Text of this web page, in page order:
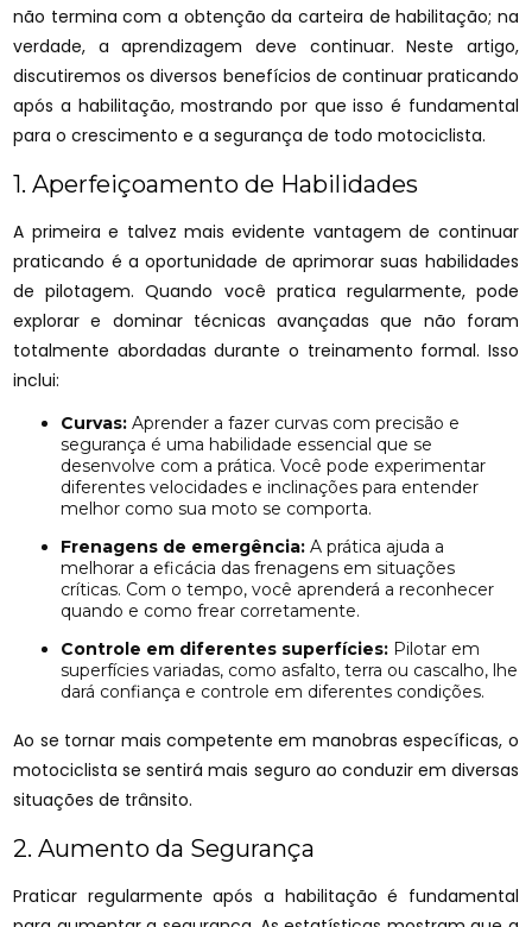
não termina com a obtenção da carteira de habilitação; na
verdade, a aprendizagem deve continuar. Neste artigo,
discutiremos os diversos benefícios de continuar praticando
após a habilitação, mostrando por que isso é fundamental
para o crescimento e a segurança de todo motociclista.
1. Aperfeiçoamento de Habilidades
A primeira e talvez mais evidente vantagem de continuar
praticando é a oportunidade de aprimorar suas habilidades
de pilotagem. Quando você pratica regularmente, pode
explorar e dominar técnicas avançadas que não foram
totalmente abordadas durante o treinamento formal. Isso
inclui:
Curvas: Aprender a fazer curvas com precisão e
segurança é uma habilidade essencial que se
desenvolve com a prática. Você pode experimentar
diferentes velocidades e inclinações para entender
melhor como sua moto se comporta.
Frenagens de emergência: A prática ajuda a
melhorar a eficácia das frenagens em situações
críticas. Com o tempo, você aprenderá a reconhecer
quando e como frear corretamente.
Controle em diferentes superfícies: Pilotar em
superfícies variadas, como asfalto, terra ou cascalho, lhe
dará confiança e controle em diferentes condições.
Ao se tornar mais competente em manobras específicas, o
motociclista se sentirá mais seguro ao conduzir em diversas
situações de trânsito.
2. Aumento da Segurança
Praticar regularmente após a habilitação é fundamental